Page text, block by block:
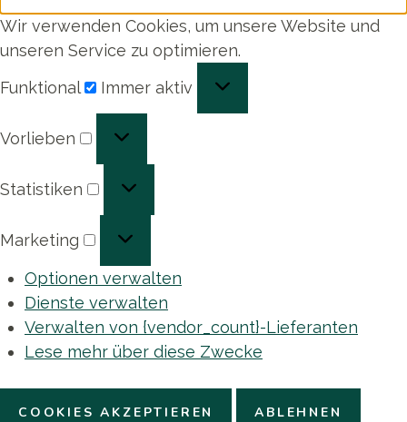
Wir verwenden Cookies, um unsere Website und
unseren Service zu optimieren.
Funktional
Immer aktiv
Vorlieben
Statistiken
Marketing
Optionen verwalten
Dienste verwalten
Verwalten von {vendor_count}-Lieferanten
Lese mehr über diese Zwecke
COOKIES AKZEPTIEREN ABLEHNEN